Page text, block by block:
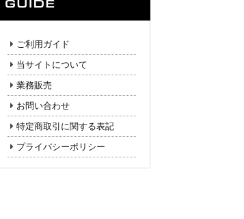
ご利用ガイド
当サイトについて
業務販売
お問い合わせ
特定商取引に関する表記
プライバシーポリシー